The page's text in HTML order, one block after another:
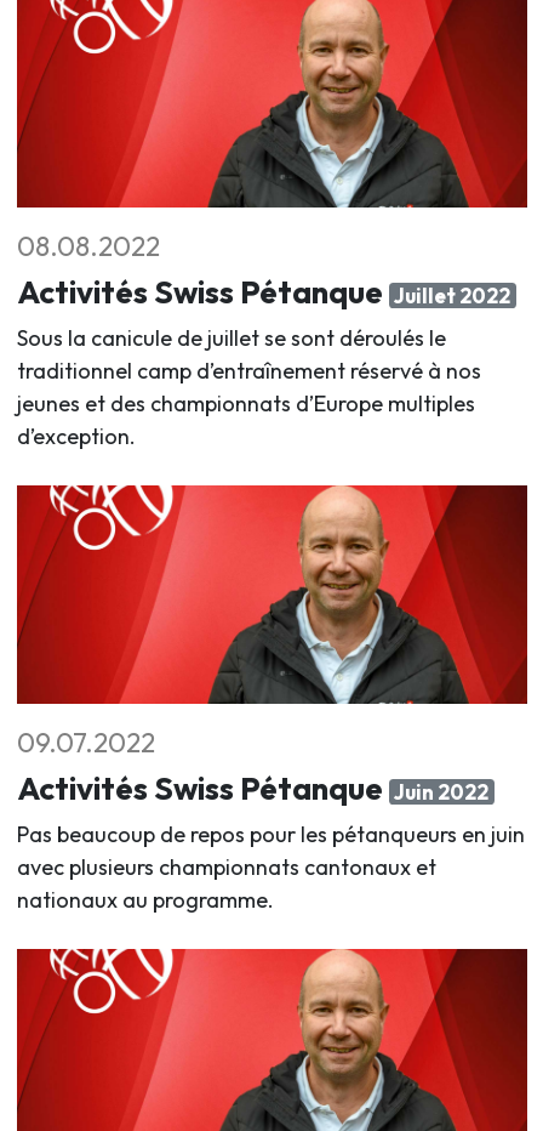
08.08.2022
Activités Swiss Pétanque Juillet 2022
Sous la canicule de juillet se sont déroulés le
traditionnel camp d’entraînement réservé à nos
jeunes et des championnats d’Europe multiples
d’exception.
09.07.2022
Activités Swiss Pétanque Juin 2022
Pas beaucoup de repos pour les pétanqueurs en juin
avec plusieurs championnats cantonaux et
nationaux au programme.